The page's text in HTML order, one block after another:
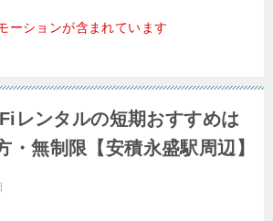
ーションが含まれています
レンタルの短期おすすめは
・無制限【安積永盛駅周辺】